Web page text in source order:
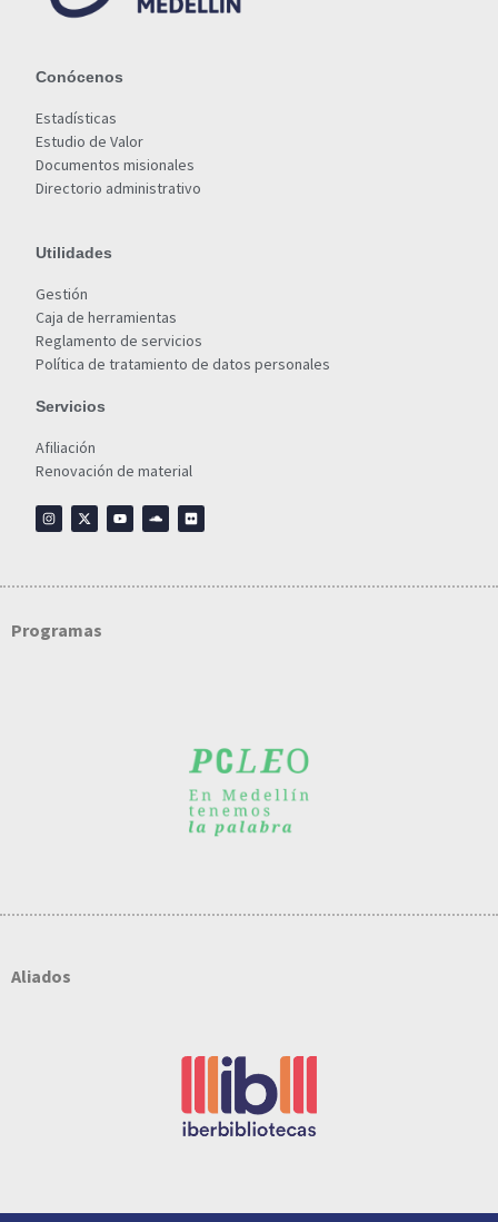
Conócenos
Estadísticas
Estudio de Valor
Documentos misionales
Directorio administrativo
Utilidades
Gestión
Caja de herramientas
Reglamento de servicios
Política de tratamiento de datos personales
Servicios
Afiliación
Renovación de material
Programas
Aliados